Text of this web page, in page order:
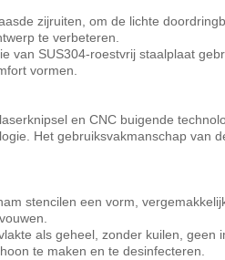
zijruiten, om de lichte
te verbeteren.
van SUS304-roestvrij staalplaat
vormen.
en CNC buigende
Het gebruiksvakmanschap van
stencilen een vorm,
als geheel, zonder kuilen, geen
te maken en te desinfecteren.